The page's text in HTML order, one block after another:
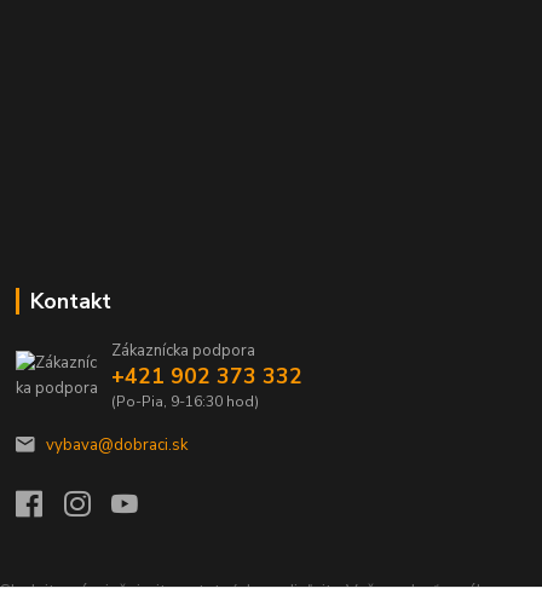
Kontakt
Zákaznícka podpora
+421 902 373 332
(Po-Pia, 9-16:30 hod)
vybava@dobraci.sk
Sledujte nás, inšpirujte ostatných a zdieľajte Vašu radosť z nákupu a